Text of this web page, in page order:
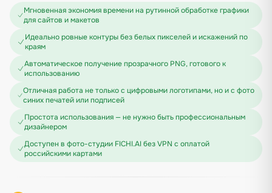
Мгновенная экономия времени на рутинной обработке графики
для сайтов и макетов
Идеально ровные контуры без белых пикселей и искажений по
краям
Автоматическое получение прозрачного PNG, готового к
использованию
Отличная работа не только с цифровыми логотипами, но и с фото
синих печатей или подписей
Простота использования — не нужно быть профессиональным
дизайнером
Доступен в фото-студии FICHI.AI без VPN с оплатой
российскими картами